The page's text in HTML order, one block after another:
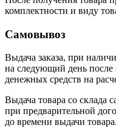
комплектности и виду
Самовывоз
Выдача заказа, при
на следующий день после
денежных средств на
Выдача товара со склада
при предварительной
до времени выдачи товара.